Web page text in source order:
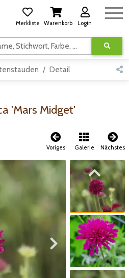
Merkliste Warenkorb Login
Suchen nach Kategorie, Name, Stichwort, Farbe, usw.
Detail
'Mars Midget'
Voriges Galerie Nächstes
Zum nächsten Bild
Zum vorigen Bild